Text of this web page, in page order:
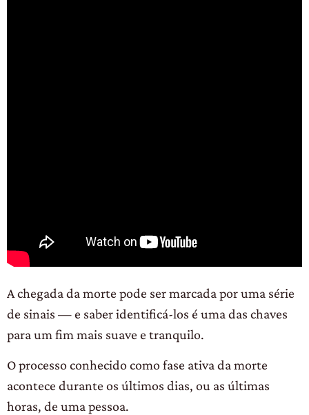
A chegada da morte pode ser marcada por uma série
de sinais — e saber identificá-los é uma das chaves
para um fim mais suave e tranquilo.
O processo conhecido como fase ativa da morte
acontece durante os últimos dias, ou as últimas
horas, de uma pessoa.